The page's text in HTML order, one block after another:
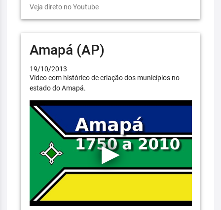
Veja direto no Youtube
Amapá (AP)
19/10/2013
Vídeo com histórico de criação dos municípios no
estado do Amapá.